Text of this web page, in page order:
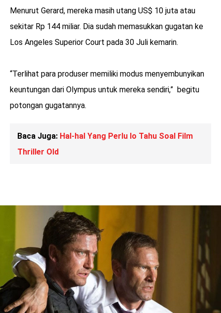
Menurut Gerard, mereka masih utang US$ 10 juta atau
sekitar Rp 144 miliar. Dia sudah memasukkan gugatan ke
Los Angeles Superior Court pada 30 Juli kemarin.
“Terlihat para produser memiliki modus menyembunyikan
keuntungan dari Olympus untuk mereka sendiri,” begitu
potongan gugatannya.
Baca Juga: Hal-hal Yang Perlu lo Tahu Soal Film
Thriller Old